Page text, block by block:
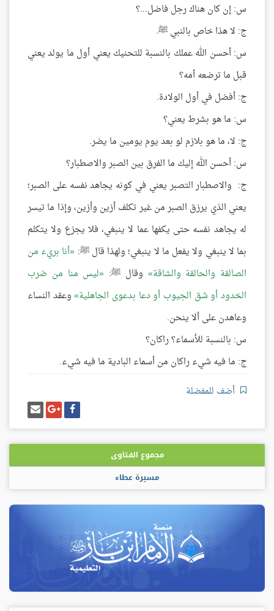
س: إن كان هناك رجل فاضل...؟
ج: لا هذا خاص بالنبي ﷺ.
س: أحسن الله عملك بالنسبة للتحنيك يعني أول ما يولد يعني
قبل ما ترضعه أمه؟
ج: أفضل في أول الولادة.
س: ما هو بشرط يعني؟
ج: لا، ما هو بلازم لو بعد يوم يومين ما يضر.
س: أحسن الله إليك ما الفرق بين الصبر والاصطبار؟
ج: والاصطبار التصبر يعني في كونه يجاهد نفسه على الصبر؛
يعني الذي يرزق الصبر من غير تكلف أزين وأزين، وإذا ما تيسر
له يجاهد نفسه حتى يكفها عما لا ينبغي، فلا يجزع ولا يتكلم
بما لا ينبغي ولا يفعل ما لا ينبغي؛ ولهذا قال ﷺ: أنا بريء من
الصالقة والحالقة والشاقة
وقال ﷺ:
ليس منا من ضرب
الخدود أو شق الجيوب أو دعا بدعوى الجاهلية وعقد النساء
وعاهدن على ألا ينحن.
س: بالنسبة للأسماء؟ راكان؟
ج: ما فيه شيء راكان من أسماء البادية ما فيه شيء.
أضف للمفضلة
شارك
على
فيسبوك
شارك
على
غوغل
بلس
إرسل
إيميل
مجموع الفتاوى
مسيرة عطاء